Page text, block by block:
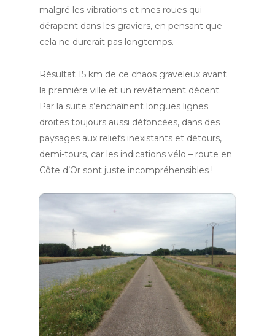
malgré les vibrations et mes roues qui
dérapent dans les graviers, en pensant que
cela ne durerait pas longtemps.
Résultat 15 km de ce chaos graveleux avant
la première ville et un revêtement décent.
Par la suite s’enchaînent longues lignes
droites toujours aussi défoncées, dans des
paysages aux reliefs inexistants et détours,
demi-tours, car les indications vélo – route en
Côte d’Or sont juste incompréhensibles !